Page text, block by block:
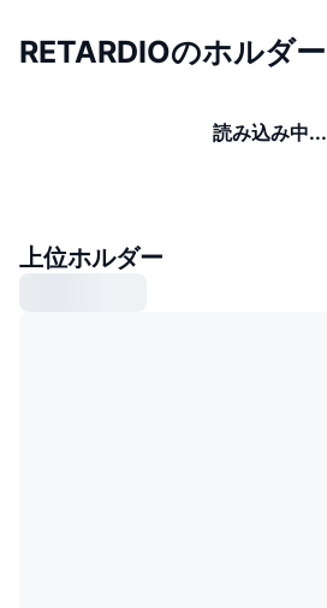
RETARDIOのホルダー
読み込み中...
上位ホルダー